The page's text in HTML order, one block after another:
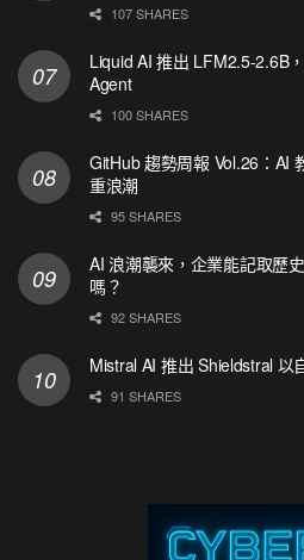
107 SHARES
Liquid AI 推出 LFM2.5-2.6B
Agent
100 SHARES
GitHub 趨勢周報 Vol.26：AI
重浪潮
95 SHARES
AI 浪潮襲來，企業能記取歷
嗎？
92 SHARES
Mistral AI 推出 Shieldstral 以
91 SHARES